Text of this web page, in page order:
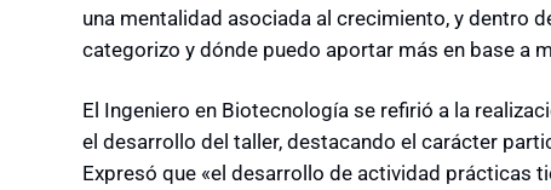
una mentalidad asociada al crecimiento, y dentro
categorizo y dónde puedo aportar más en base a
El Ingeniero en Biotecnología se refirió a la
el desarrollo del taller, destacando el carácter
Expresó que «el desarrollo de actividad prácticas